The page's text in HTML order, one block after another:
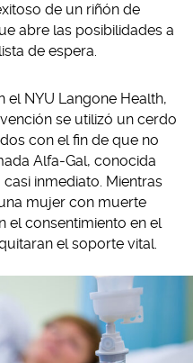
de un riñón de
abre las posibilidades a
de espera.
el NYU Langone Health,
se utilizó un cerdo
con el fin de que no
Alfa-Gal, conocida
inmediato. Mientras
mujer con muerte
el consentimiento en el
el soporte vital.